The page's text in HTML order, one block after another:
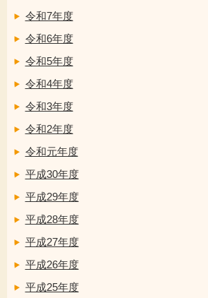
令和7年度
令和6年度
令和5年度
令和4年度
令和3年度
令和2年度
令和元年度
平成30年度
平成29年度
平成28年度
平成27年度
平成26年度
平成25年度